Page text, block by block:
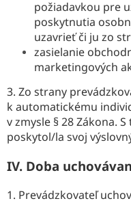
požiadavkou pre
poskytnutia
uzavrieť či ju zo
zasielanie
marketingových
3. Zo strany
k automatickému
v zmysle § 28 Zákona.
poskytol/la svoj
IV. Doba
1. Prevádzkovateľ